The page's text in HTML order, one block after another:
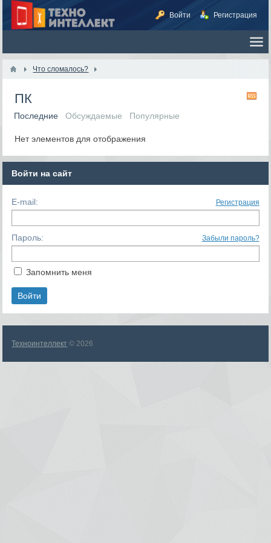
Войти Регистрация
Что сломалось?
ПК
Последние Обсуждаемые Популярные
Нет элементов для отображения
Войти на сайт
E-mail: Регистрация
Пароль: Забыли пароль?
Запомнить меня
Техноинтеллект © 2026